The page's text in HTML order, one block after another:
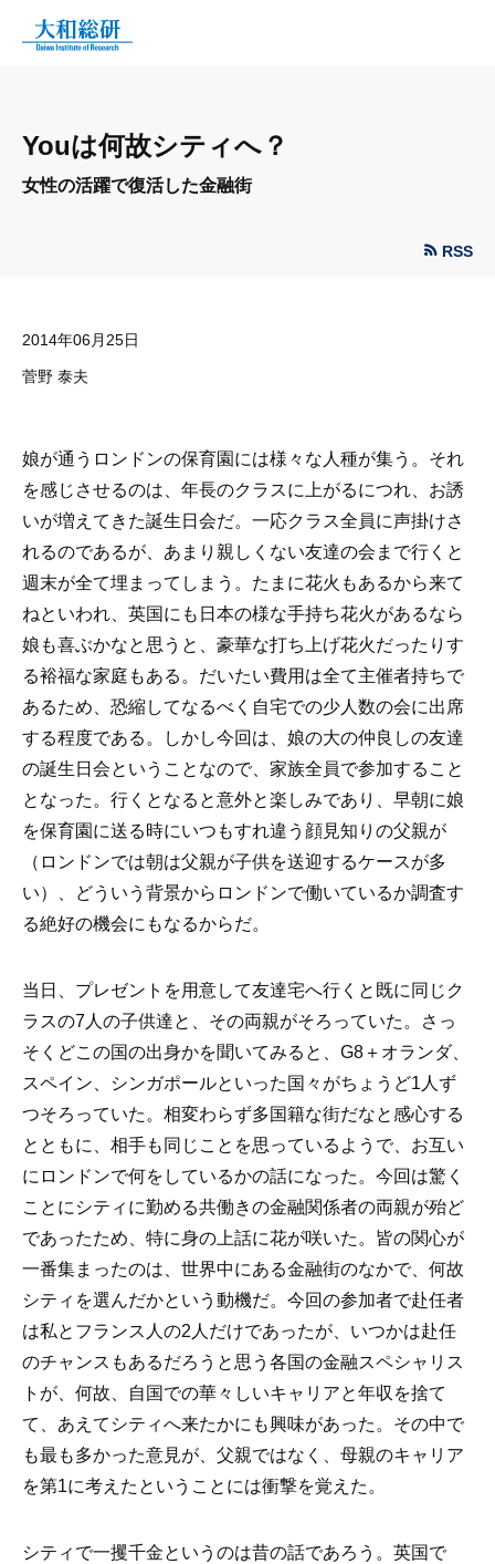
Youは何故シティへ？
女性の活躍で復活した金融街
RSS
2014年06月25日
菅野 泰夫
娘が通うロンドンの保育園には様々な人種が集う。それ
を感じさせるのは、年長のクラスに上がるにつれ、お誘
いが増えてきた誕生日会だ。一応クラス全員に声掛けさ
れるのであるが、あまり親しくない友達の会まで行くと
週末が全て埋まってしまう。たまに花火もあるから来て
ねといわれ、英国にも日本の様な手持ち花火があるなら
娘も喜ぶかなと思うと、豪華な打ち上げ花火だったりす
る裕福な家庭もある。だいたい費用は全て主催者持ちで
あるため、恐縮してなるべく自宅での少人数の会に出席
する程度である。しかし今回は、娘の大の仲良しの友達
の誕生日会ということなので、家族全員で参加すること
となった。行くとなると意外と楽しみであり、早朝に娘
を保育園に送る時にいつもすれ違う顔見知りの父親が
（ロンドンでは朝は父親が子供を送迎するケースが多
い）、どういう背景からロンドンで働いているか調査す
る絶好の機会にもなるからだ。
当日、プレゼントを用意して友達宅へ行くと既に同じク
ラスの7人の子供達と、その両親がそろっていた。さっ
そくどこの国の出身かを聞いてみると、G8＋オランダ、
スペイン、シンガポールといった国々がちょうど1人ず
つそろっていた。相変わらず多国籍な街だなと感心する
とともに、相手も同じことを思っているようで、お互い
にロンドンで何をしているかの話になった。今回は驚く
ことにシティに勤める共働きの金融関係者の両親が殆ど
であったため、特に身の上話に花が咲いた。皆の関心が
一番集まったのは、世界中にある金融街のなかで、何故
シティを選んだかという動機だ。今回の参加者で赴任者
は私とフランス人の2人だけであったが、いつかは赴任
のチャンスもあるだろうと思う各国の金融スペシャリス
トが、何故、自国での華々しいキャリアと年収を捨て
て、あえてシティへ来たかにも興味があった。その中で
も最も多かった意見が、父親ではなく、母親のキャリア
を第1に考えたということには衝撃を覚えた。
シティで一攫千金というのは昔の話であろう。英国で